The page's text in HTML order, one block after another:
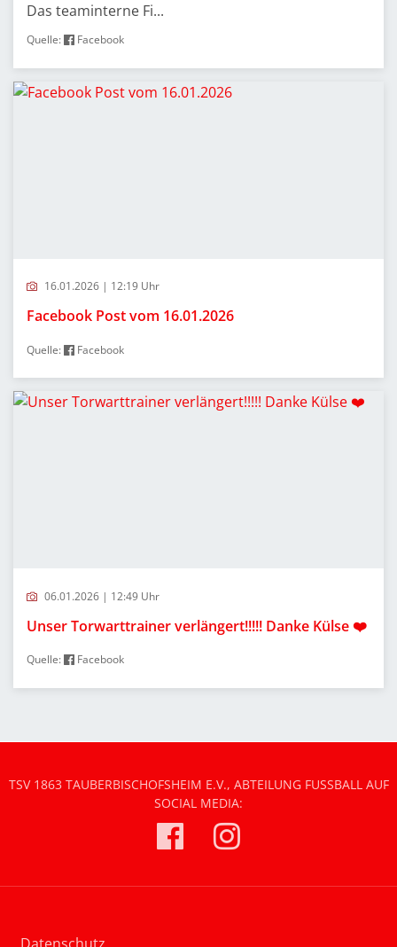
Das teaminterne Fi...
Quelle: Facebook
16.01.2026 | 12:19 Uhr
Facebook Post vom 16.01.2026
Quelle: Facebook
06.01.2026 | 12:49 Uhr
Unser Torwarttrainer verlängert!!!!! Danke Külse ❤️
Quelle: Facebook
TSV 1863 TAUBERBISCHOFSHEIM E.V., ABTEILUNG FUSSBALL AUF S
OCIAL MEDIA: